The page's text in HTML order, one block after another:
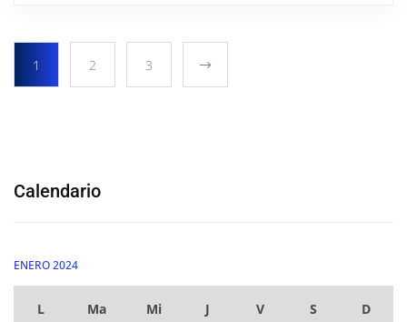
1 2 3
Calendario
ENERO 2024
L Ma Mi J V S D